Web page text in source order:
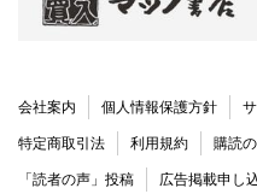
会社案内 個人情報保護方針
特定商取引法 利用規約 購読
「読者の声」投稿 広告掲載申し